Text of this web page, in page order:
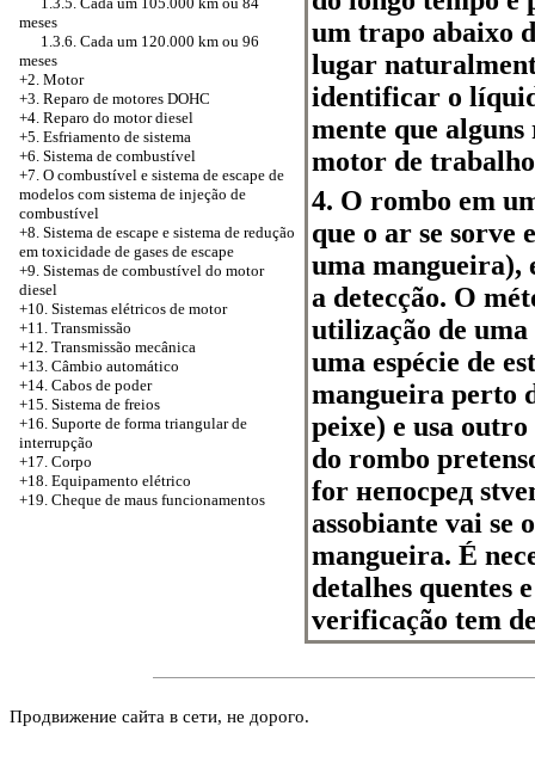
meses
1.3.6. Cada um 120.000 km ou 96
meses
+2. Motor
+3. Reparo de motores DOHC
+4. Reparo do motor diesel
+5. Esfriamento de sistema
+6. Sistema de combustível
+7. O combustível e sistema de escape de
modelos com sistema de injeção de
combustível
+8. Sistema de escape e sistema de redução
em toxicidade de gases de escape
+9. Sistemas de combustível do motor
diesel
+10. Sistemas elétricos de motor
+11. Transmissão
+12. Transmissão mecânica
+13. Câmbio automático
+14. Cabos de poder
+15. Sistema de freios
+16. Suporte de forma triangular de
interrupção
+17. Corpo
+18. Equipamento elétrico
+19. Cheque de maus funcionamentos
um trapo abaixo
lugar
identificar o
mente que
motor de
4. O rombo em
que o ar se sorve
uma mangueira),
a detecção. O
utilização de
uma espécie de
mangueira perto
peixe) e usa
do rombo
for непосред
assobiante vai se
mangueira. É
detalhes quentes
verificação tem
Продвижение сайта в сети, не дорого.